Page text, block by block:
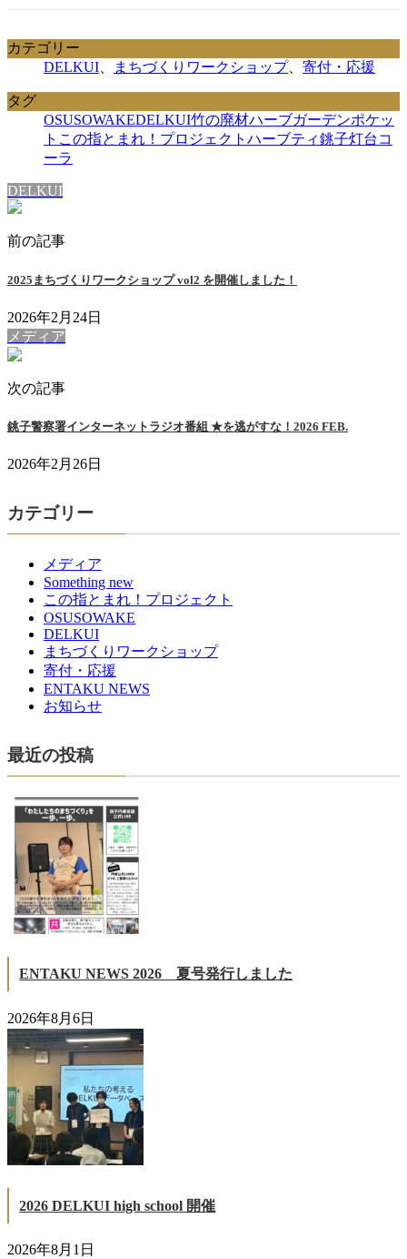
カテゴリー
DELKUI、 まちづくりワークショップ、 寄付・応援
タグ
OSUSOWAKEDELKUI竹の廃材ハーブガーデンポケッ
ト この指とまれ！プロジェクト ハーブティ銚子灯台コ
ーラ
DELKUI
前の記事
2025まちづくりワークショップ vol2 を開催しました！
2026年2月24日
メディア
次の記事
銚子警察署インターネットラジオ番組 ★を逃がすな！2026 FEB.
2026年2月26日
カテゴリー
メディア
Something new
この指とまれ！プロジェクト
OSUSOWAKE
DELKUI
まちづくりワークショップ
寄付・応援
ENTAKU NEWS
お知らせ
最近の投稿
ENTAKU NEWS 2026 夏号発行しました
2026年8月6日
2026 DELKUI high school 開催
2026年8月1日